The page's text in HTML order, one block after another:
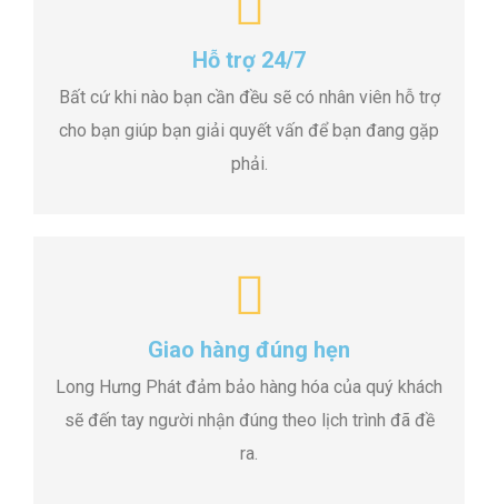
Hỗ trợ 24/7
Bất cứ khi nào bạn cần đều sẽ có nhân viên hỗ trợ
cho bạn giúp bạn giải quyết vấn để bạn đang gặp
phải.
Giao hàng đúng hẹn
Long Hưng Phát đảm bảo hàng hóa của quý khách
sẽ đến tay người nhận đúng theo lịch trình đã đề
ra.